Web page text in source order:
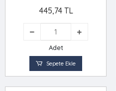
445,74 TL
Adet
Sepete Ekle